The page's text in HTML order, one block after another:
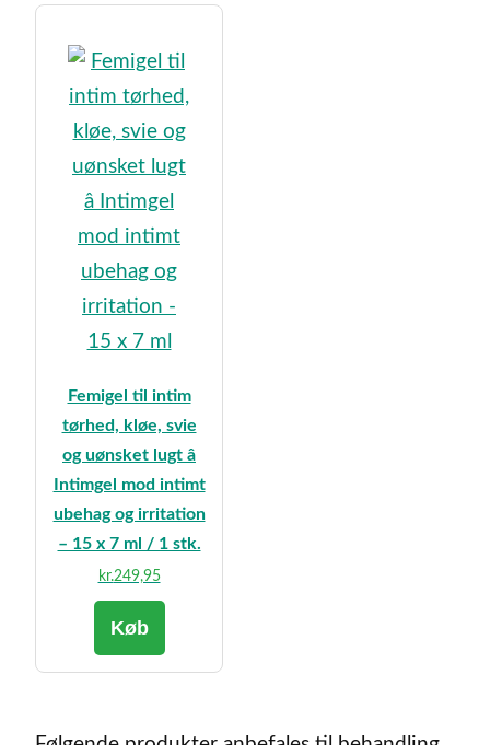
Femigel til intim
tørhed, kløe, svie
og uønsket lugt â
Intimgel mod intimt
ubehag og irritation
– 15 x 7 ml / 1 stk.
kr.249,95
Køb